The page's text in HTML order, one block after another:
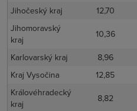
Jihočeský kraj
12,70
Jihomoravský
kraj
10,36
Karlovarský kraj
8,96
Kraj Vysočina
12,85
Královéhradecký
kraj
8,82